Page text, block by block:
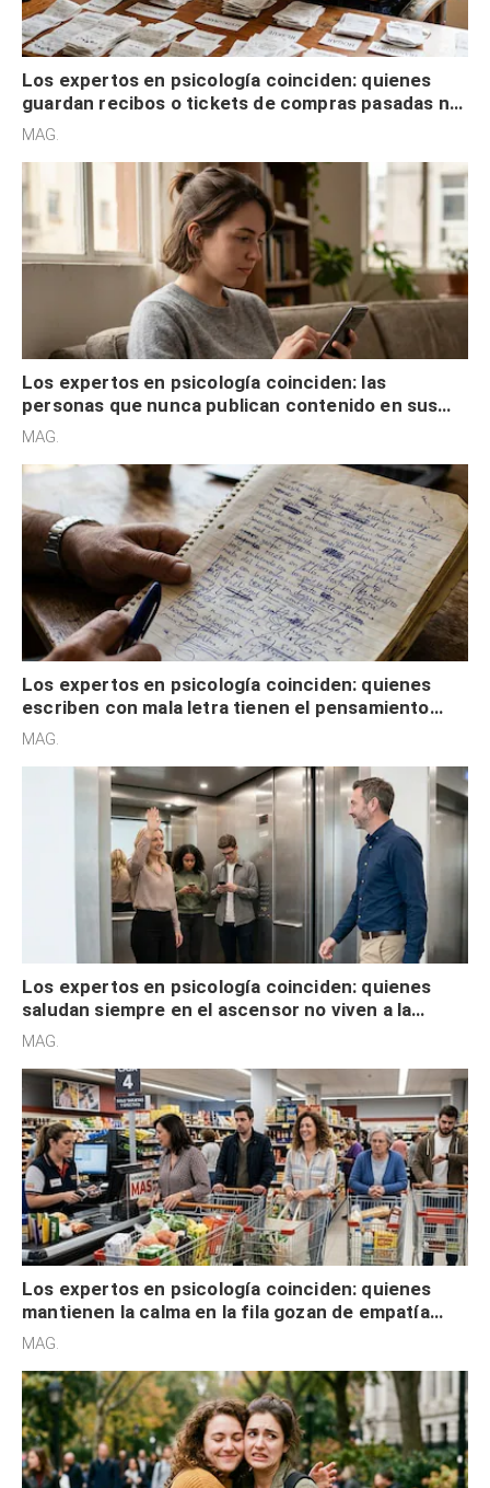
Los expertos en psicología coinciden: quienes
guardan recibos o tickets de compras pasadas no
son acumuladores, sino que tienen necesidad de
MAG.
Los expertos en psicología coinciden: las
personas que nunca publican contenido en sus
redes sociales no pretenden buscar validación
MAG.
Los expertos en psicología coinciden: quienes
escriben con mala letra tienen el pensamiento
acelerado y no lo hacen por desinterés
MAG.
Los expertos en psicología coinciden: quienes
saludan siempre en el ascensor no viven a la
defensiva y tienen apertura social
MAG.
Los expertos en psicología coinciden: quienes
mantienen la calma en la fila gozan de empatía
cognitiva, gratitud y no solo tienen autocontrol
MAG.